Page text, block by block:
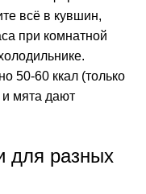
всё в кувшин,
при комнатной
50-60 ккал (только
и мята дают
для разных